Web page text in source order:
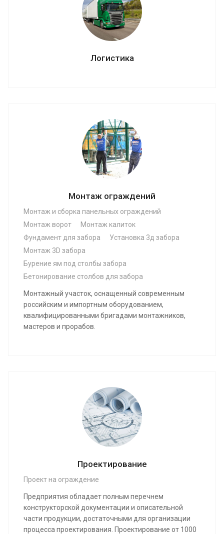
Логистика
Монтаж ограждений
Монтаж и сборка панельных ограждений
Монтаж ворот
Монтаж калиток
Фундамент для забора
Установка 3д забора
Монтаж 3D забора
Бурение ям под столбы забора
Бетонирование столбов для забора
Монтажный участок, оснащенный современным
российским и импортным оборудованием,
квалифицированными бригадами монтажников,
мастеров и прорабов.
Проектирование
Проект на ограждение
Предприятия обладает полным перечнем
конструкторской документации и описательной
части продукции, достаточными для организации
процесса проектирования. Проектирование от 1000